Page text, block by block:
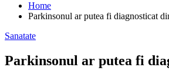
Home
Parkinsonul ar putea fi diagnosticat
Sanatate
Parkinsonul ar putea fi